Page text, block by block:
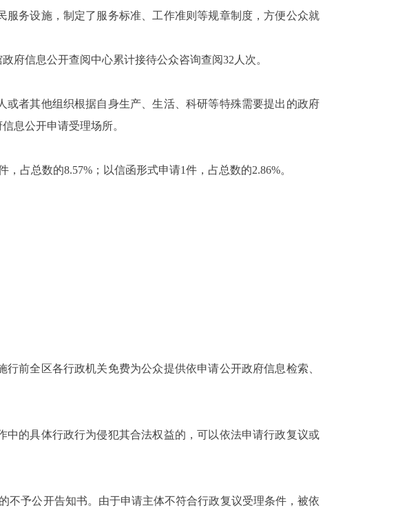
务设施，制定了服务标准、工作准则等规章制度，方便公众就
府信息公开查阅中心累计接待公众咨询查阅32人次。
者其他组织根据自身生产、生活、科研等特殊需要提出的政府
息公开申请受理场所。
占总数的8.57%；以信函形式申请1件，占总数的2.86%。
前全区各行政机关免费为公众提供依申请公开政府信息检索、
的具体行政行为侵犯其合法权益的，可以依法申请行政复议或
不予公开告知书。由于申请主体不符合行政复议受理条件，被依